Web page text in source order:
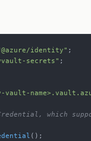
identity" ;
secrets" ;
vault-
();